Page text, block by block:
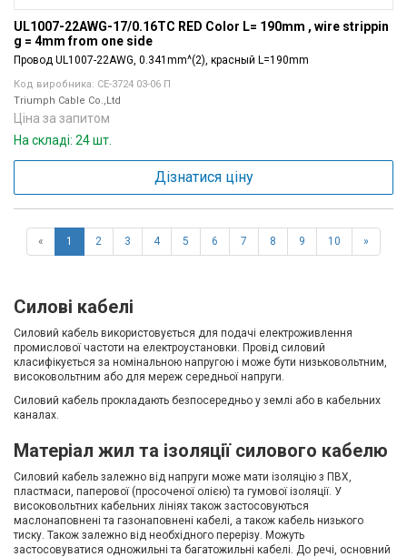
UL1007-22AWG-17/0.16TC RED Color L= 190mm , wire strippin
g = 4mm from one side
Провод UL1007-22AWG, 0.341mm^(2), красный L=190mm
Код виробника: CE-3724 03-06 П
Triumph Cable Co.,Ltd
Ціна за запитом
На складі: 24 шт.
Дізнатися ціну
« 1 2 3 4 5 6 7 8 9 10 »
Силові кабелі
Силовий кабель використовується для подачі електроживлення
промислової частоти на електроустановки. Провід силовий
класифікується за номінальною напругою і може бути низьковольтним,
високовольтним або для мереж середньої напруги.
Силовий кабель прокладають безпосередньо у землі або в кабельних
каналах.
Матеріал жил та ізоляції силового кабелю
Силовий кабель залежно від напруги може мати ізоляцію з ПВХ,
пластмаси, паперової (просоченої олією) та гумової ізоляції. У
високовольтних кабельних лініях також застосовуються
маслонаповнені та газонаповнені кабелі, а також кабель низького
тиску. Також залежно від необхідного перерізу. Можуть
застосовуватися одножильні та багатожильні кабелі. До речі, основний